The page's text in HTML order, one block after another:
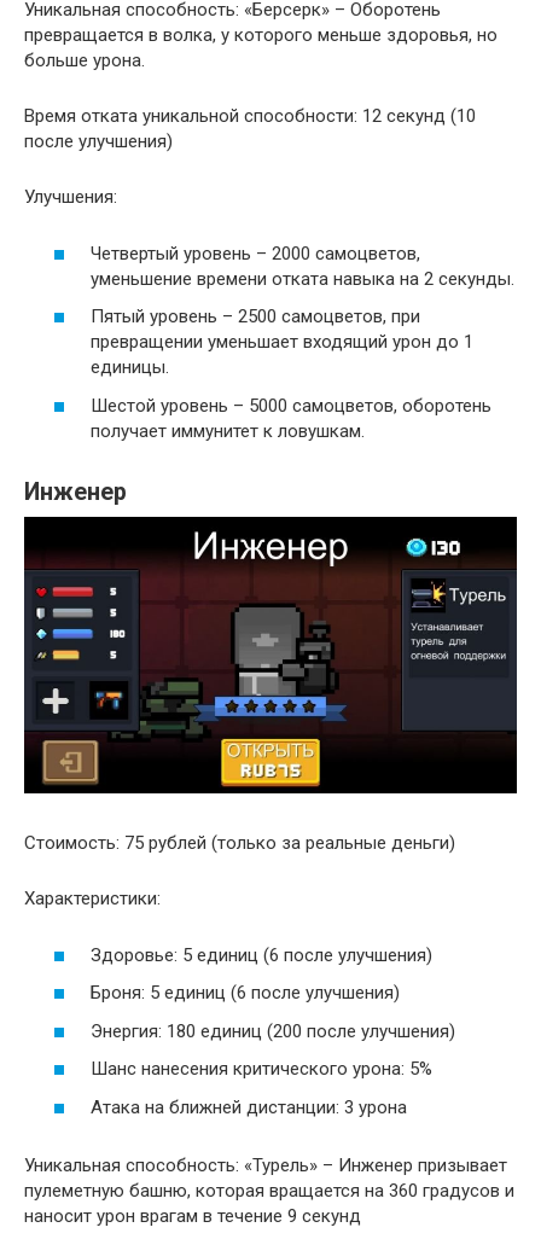
Уникальная способность: «Берсерк» – Оборотень
превращается в волка, у которого меньше здоровья, но
больше урона.
Время отката уникальной способности: 12 секунд (10
после улучшения)
Улучшения:
Четвертый уровень – 2000 самоцветов,
уменьшение времени отката навыка на 2 секунды.
Пятый уровень – 2500 самоцветов, при
превращении уменьшает входящий урон до 1
единицы.
Шестой уровень – 5000 самоцветов, оборотень
получает иммунитет к ловушкам.
Инженер
Стоимость: 75 рублей (только за реальные деньги)
Характеристики:
Здоровье: 5 единиц (6 после улучшения)
Броня: 5 единиц (6 после улучшения)
Энергия: 180 единиц (200 после улучшения)
Шанс нанесения критического урона: 5%
Атака на ближней дистанции: 3 урона
Уникальная способность: «Турель» – Инженер призывает
пулеметную башню, которая вращается на 360 градусов и
наносит урон врагам в течение 9 секунд